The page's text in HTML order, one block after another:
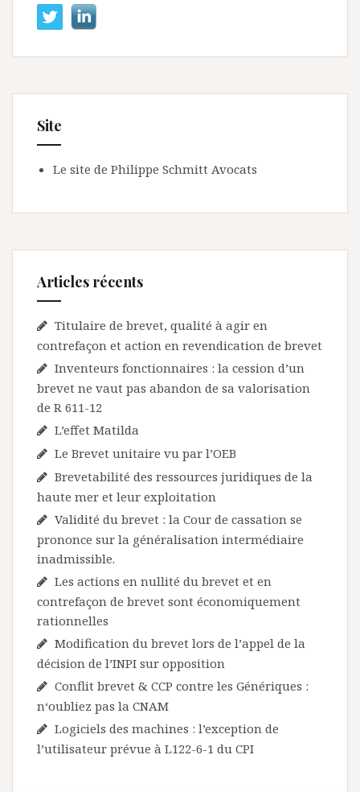
Site
Le site de Philippe Schmitt Avocats
Articles récents
Titulaire de brevet, qualité à agir en
contrefaçon et action en revendication de brevet
Inventeurs fonctionnaires : la cession d’un
brevet ne vaut pas abandon de sa valorisation
de R 611-12
L’effet Matilda
Le Brevet unitaire vu par l’OEB
Brevetabilité des ressources juridiques de la
haute mer et leur exploitation
Validité du brevet : la Cour de cassation se
prononce sur la généralisation intermédiaire
inadmissible.
Les actions en nullité du brevet et en
contrefaçon de brevet sont économiquement
rationnelles
Modification du brevet lors de l’appel de la
décision de l’INPI sur opposition
Conflit brevet & CCP contre les Génériques :
n‘oubliez pas la CNAM
Logiciels des machines : l’exception de
l’utilisateur prévue à L122-6-1 du CPI